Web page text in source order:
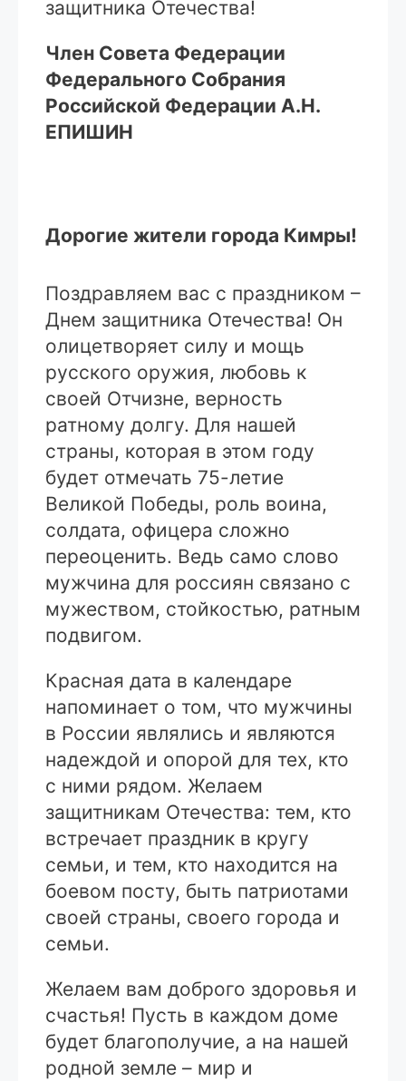
защитника Отечества!
Член Совета Федерации
Федерального Собрания
Российской Федерации А.Н.
ЕПИШИН
Дорогие жители города Кимры!
Поздравляем вас с праздником –
Днем защитника Отечества! Он
олицетворяет силу и мощь
русского оружия, любовь к
своей Отчизне, верность
ратному долгу. Для нашей
страны, которая в этом году
будет отмечать 75-летие
Великой Победы, роль воина,
солдата, офицера сложно
переоценить. Ведь само слово
мужчина для россиян связано с
мужеством, стойкостью, ратным
подвигом.
Красная дата в календаре
напоминает о том, что мужчины
в России являлись и являются
надеждой и опорой для тех, кто
с ними рядом. Желаем
защитникам Отечества: тем, кто
встречает праздник в кругу
семьи, и тем, кто находится на
боевом посту, быть патриотами
своей страны, своего города и
семьи.
Желаем вам доброго здоровья и
счастья! Пусть в каждом доме
будет благополучие, а на нашей
родной земле – мир и